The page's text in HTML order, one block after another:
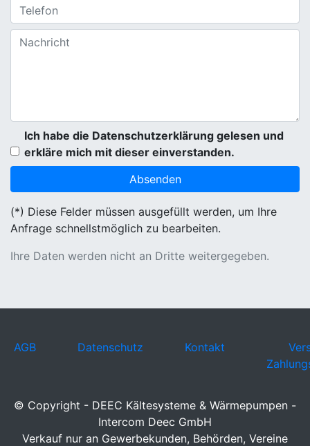
Ich habe die Datenschutzerklärung gelesen und
erkläre mich mit dieser einverstanden.
(*) Diese Felder müssen ausgefüllt werden, um Ihre
Anfrage schnellstmöglich zu bearbeiten.
Ihre Daten werden nicht an Dritte weitergegeben.
AGB Datenschutz Kontakt
© Copyright - DEEC Kältesysteme & Wärmepumpen -
Intercom Deec GmbH
Verkauf nur an Gewerbekunden, Behörden, Vereine